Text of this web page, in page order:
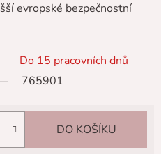
evropské bezpečnostní
Do 15 pracovních dnů
765901
DO KOŠÍKU